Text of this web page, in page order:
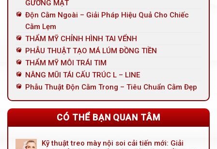
GƯƠNG MẶT
Độn Cằm Ngoài – Giải Pháp Hiệu Quả Cho Chiếc
Cằm Lẹm
THẨM MỸ CHỈNH HÌNH TAI VỂNH
PHẪU THUẬT TẠO MÁ LÚM ĐỒNG TIỀN
THẨM MỸ MÔI TRÁI TIM
NÂNG MŨI TÁI CẤU TRÚC L – LINE
Phẫu Thuật Độn Cằm Trong – Tiêu Chuẩn Cằm Đẹp
CÓ THỂ BẠN QUAN TÂM
Kỹ thuật treo mày nội soi cải tiến mới: Giải